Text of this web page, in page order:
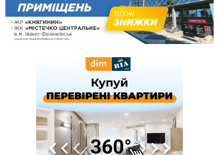
у полі невідому речовину
12:29
У МОЗ змінили підхід до госпіталізації та оновили правила
роботи стаціонарів
12:07
На межі Прикарпаття і Тернопільщини невідомі засипали
У Франківську та Яремче зафіксували нові температурні
Росія вдарила по Харкову "Бандероллю": є постраждалі,
пошкоджено цивільне підприємство
Верховний суд повернув державі 1,5 га лісу із трьома
ставками в Івано-Франківській громаді
На Каскаді замість веж планують зробити сквер з
дитмайданчиком
На Верховинщині під час пожежі будинку травмувалась